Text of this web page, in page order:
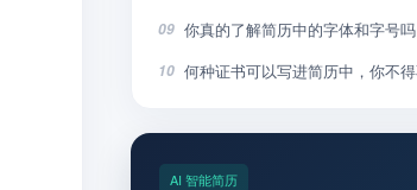
09 你真的了解简历中的字体和字号吗
10 何种证书可以写进简历中，你不得
AI 智能简历